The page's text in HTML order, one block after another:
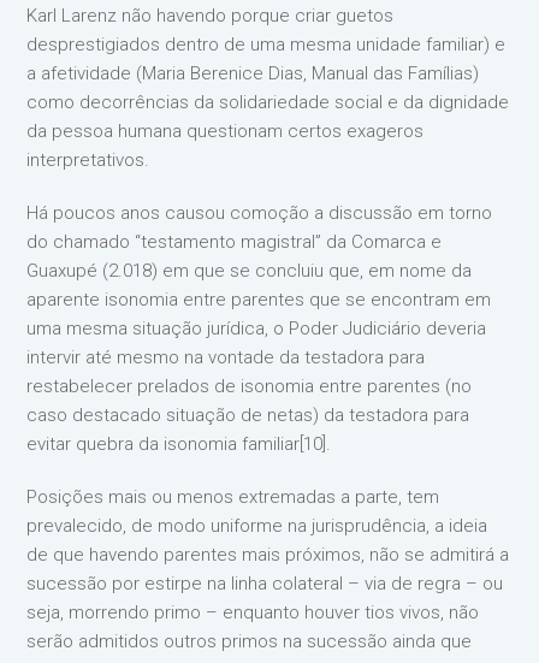
Karl Larenz não havendo porque criar guetos
desprestigiados dentro de uma mesma unidade familiar) e
a afetividade (Maria Berenice Dias, Manual das Famílias)
como decorrências da solidariedade social e da dignidade
da pessoa humana questionam certos exageros
interpretativos.
Há poucos anos causou comoção a discussão em torno
do chamado “testamento magistral” da Comarca e
Guaxupé (2.018) em que se concluiu que, em nome da
aparente isonomia entre parentes que se encontram em
uma mesma situação jurídica, o Poder Judiciário deveria
intervir até mesmo na vontade da testadora para
restabelecer prelados de isonomia entre parentes (no
caso destacado situação de netas) da testadora para
evitar quebra da isonomia familiar[10].
Posições mais ou menos extremadas a parte, tem
prevalecido, de modo uniforme na jurisprudência, a ideia
de que havendo parentes mais próximos, não se admitirá a
sucessão por estirpe na linha colateral – via de regra – ou
seja, morrendo primo – enquanto houver tios vivos, não
serão admitidos outros primos na sucessão ainda que